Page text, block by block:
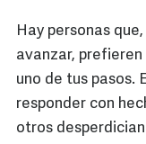
Hay personas
avanzar,
uno de tus pasos.
responder con
otros